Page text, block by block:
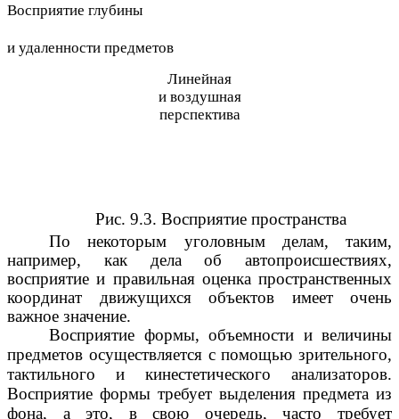
Восприятие глубины
и удаленности предметов
Линейная
и воздушная
перспектива
Рис. 9.3. Восприятие пространства
По некоторым уголовным делам, таким,
например, как дела об автопроисшествиях,
восприятие и правильная оценка пространственных
координат движущихся объектов имеет очень
важное значение.
Восприятие формы, объемности и величины
предметов осуществляется с помощью зрительного,
тактильного и кинестетического анализаторов.
Восприятие формы требует выделения предмета из
фона, а это, в свою очередь, часто требует